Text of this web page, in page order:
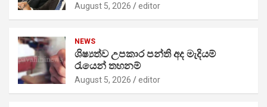
August 5, 2026 editor
NEWS
ශිෂ්‍යත්ව උපකාර පන්ති අද මැදියම්
රැයෙන් තහනම්
August 5, 2026 editor